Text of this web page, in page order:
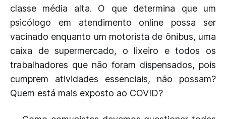
classe média alta. O que determina que um
psicólogo em atendimento online possa ser
vacinado enquanto um motorista de ônibus, uma
caixa de supermercado, o lixeiro e todos os
trabalhadores que não foram dispensados, pois
cumprem atividades essenciais, não possam?
Quem está mais exposto ao COVID?